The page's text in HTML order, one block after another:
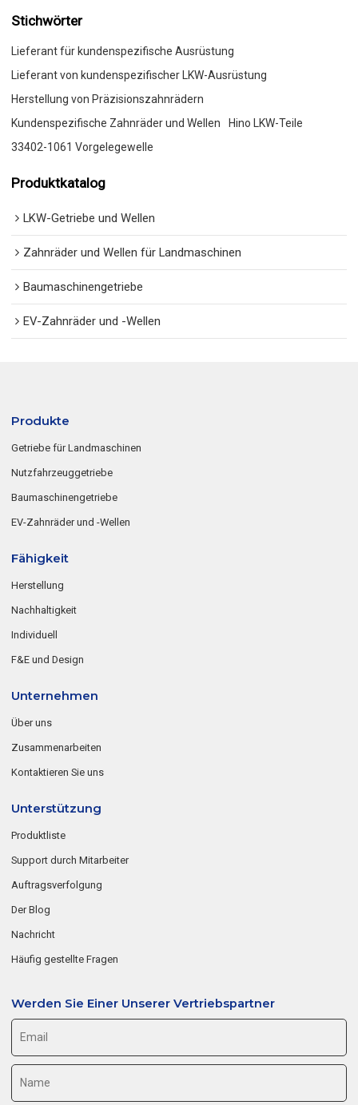
Stichwörter
Lieferant für kundenspezifische Ausrüstung
Lieferant von kundenspezifischer LKW-Ausrüstung
Herstellung von Präzisionszahnrädern
Kundenspezifische Zahnräder und Wellen
Hino LKW-Teile
33402-1061 Vorgelegewelle
Produktkatalog
LKW-Getriebe und Wellen
Zahnräder und Wellen für Landmaschinen
Baumaschinengetriebe
EV-Zahnräder und -Wellen
Produkte
Getriebe für Landmaschinen
Nutzfahrzeuggetriebe
Baumaschinengetriebe
EV-Zahnräder und -Wellen
Fähigkeit
Herstellung
Nachhaltigkeit
Individuell
F&E und Design
Unternehmen
Über uns
Zusammenarbeiten
Kontaktieren Sie uns
Unterstützung
Produktliste
Support durch Mitarbeiter
Auftragsverfolgung
Der Blog
Nachricht
Häufig gestellte Fragen
Werden Sie Einer Unserer Vertriebspartner